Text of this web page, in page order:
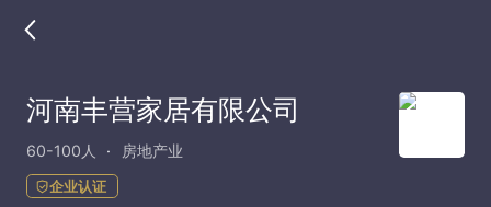
河南丰营家居有限公司
60-100人 房地产业
企业认证